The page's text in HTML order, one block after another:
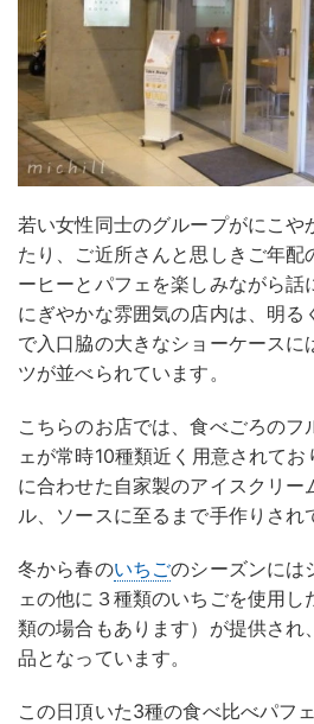
若い女性同士のグループがにこや
たり、ご近所さんと思しきご年配
ーヒーとパフェを楽しみながら話
にぎやかな雰囲気の店内は、明る
で入口脇の大きなショーケースに
ツが並べられています。
こちらのお店では、食べごろのフ
ェが常時10種類近く用意されて
に合わせた自家製のアイスクリー
ル、ソースに至るまで手作りされ
冬から春のいちごのシーズンには
ェの他に３種類のいちごを使用
類の場合もあります）が提供され
品となっています。
この日頂いた3種の食べ比べパフ